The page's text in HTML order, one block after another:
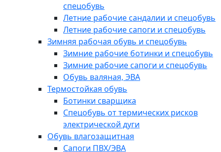
спецобувь
Летние рабочие сандалии и спецобувь
Летние рабочие сапоги и спецобувь
Зимняя рабочая обувь и спецобувь
Зимние рабочие ботинки и спецобувь
Зимние рабочие сапоги и спецобувь
Обувь валяная, ЭВА
Термостойкая обувь
Ботинки сварщика
Спецобувь от термических рисков
электрической дуги
Обувь влагозащитная
Сапоги ПВХ/ЭВА